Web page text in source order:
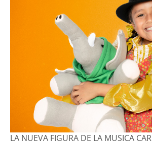
LA NUEVA FIGURA DE LA MUSICA